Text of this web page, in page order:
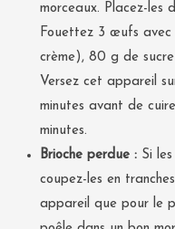
morceaux. Placez-les
Fouettez 3 œufs
crème), 80 g de
Versez cet appareil
minutes avant de
minutes.
Brioche perdue : Si
coupez-les en
appareil que pour le